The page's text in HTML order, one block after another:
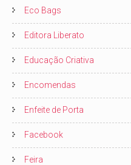
Eco Bags
Editora Liberato
Educação Criativa
Encomendas
Enfeite de Porta
Facebook
Feira